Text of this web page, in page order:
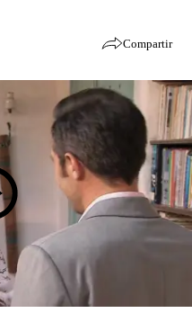
Compartir